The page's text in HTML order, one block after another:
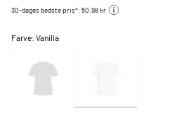
30-dages bedste pris*: 50,98 kr
Farve:Vanilla